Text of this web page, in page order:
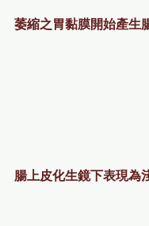
萎縮之胃黏膜開始產生
腸上皮化生鏡下表現為